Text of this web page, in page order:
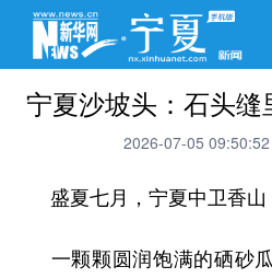
宁夏沙坡头：石头缝
2026-07-05 09:50:52
盛夏七月，宁夏中卫香山
一颗颗圆润饱满的硒砂瓜